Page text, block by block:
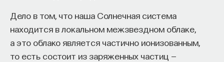
Дело в том, что наша Солнечная система
находится в локальном межзвездном облаке,
а это облако является частично ионизованным,
то есть состоит из заряженных частиц —
Пройдя этот курс, вы научитесь:
— Лучше понимать, что происходит с нами
во сне